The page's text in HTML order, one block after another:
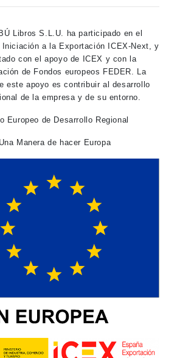
Libros S.L.U. ha participado en el
Iniciación a la Exportación ICEX-Next, y
con el apoyo de ICEX y con la
de Fondos europeos FEDER. La
este apoyo es contribuir al desarrollo
de la empresa y de su entorno.
Europeo de Desarrollo Regional
Una Manera de hacer Europa